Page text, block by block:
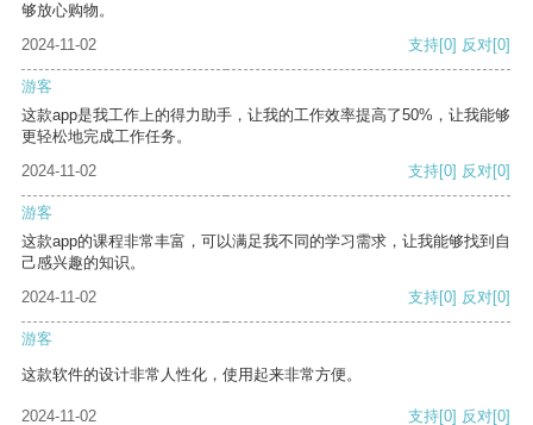
够放心购物。
2024-11-02
支持[0] 反对[0]
游客
这款app是我工作上的得力助手，让我的工作效率提高了50%，让我能够
更轻松地完成工作任务。
2024-11-02
支持[0] 反对[0]
游客
这款app的课程非常丰富，可以满足我不同的学习需求，让我能够找到自
己感兴趣的知识。
2024-11-02
支持[0] 反对[0]
游客
这款软件的设计非常人性化，使用起来非常方便。
2024-11-02 支持[0] 反对[0]